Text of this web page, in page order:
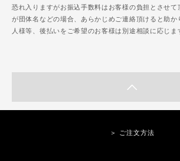
恐れ入りますがお振込手数料はお客様の負担とさせて
が団体名などの場合、あらかじめご連絡頂けると助か
人様等、後払いをご希望のお客様は別途相談に応じま
＞ ご注文方法